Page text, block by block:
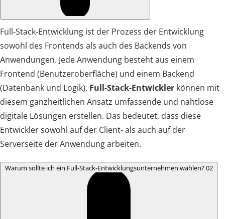
Full-Stack-Entwicklung ist der Prozess der Entwicklung
sowohl des Frontends als auch des Backends von
Anwendungen. Jede Anwendung besteht aus einem
Frontend (Benutzeroberfläche) und einem Backend
(Datenbank und Logik). Full-Stack-Entwickler können mit
diesem ganzheitlichen Ansatz umfassende und nahtlose
digitale Lösungen erstellen. Das bedeutet, dass diese
Entwickler sowohl auf der Client- als auch auf der
Serverseite der Anwendung arbeiten.
Warum sollte ich ein Full-Stack-Entwicklungsunternehmen wählen?02